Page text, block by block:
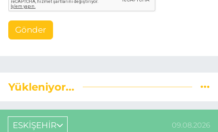
Gönder
Yükleniyor...
ESKİŞEHİR 09.08.2026